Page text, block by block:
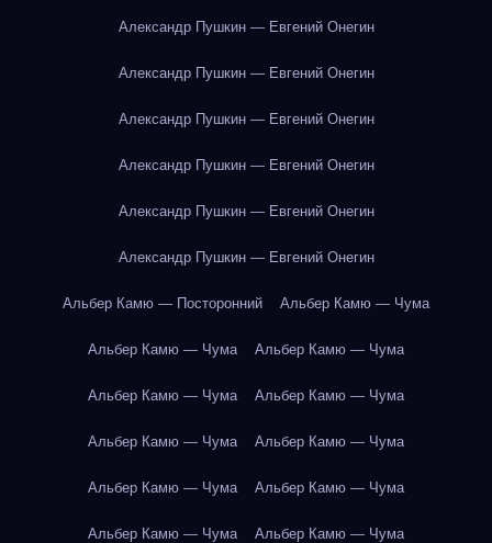
Александр Пушкин — Евгений Онегин
Александр Пушкин — Евгений Онегин
Александр Пушкин — Евгений Онегин
Александр Пушкин — Евгений Онегин
Александр Пушкин — Евгений Онегин
Александр Пушкин — Евгений Онегин
Альбер Камю — Посторонний Альбер Камю — Чума
Альбер Камю — Чума Альбер Камю — Чума
Альбер Камю — Чума Альбер Камю — Чума
Альбер Камю — Чума Альбер Камю — Чума
Альбер Камю — Чума Альбер Камю — Чума
Альбер Камю — Чума Альбер Камю — Чума